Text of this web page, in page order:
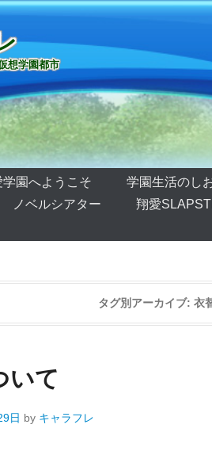
想学園都市
学園へようこそ 学園生活のし
ノベルシアター 翔愛
タグ別アーカイブ: 衣
いて
日 by キャラフレ